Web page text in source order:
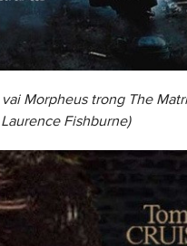
Morpheus trong The
Fishburne)